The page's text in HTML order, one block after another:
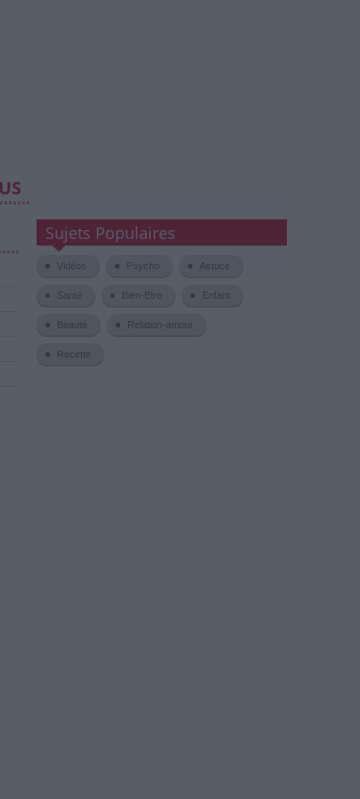
Sujets Populaires
Vidéos Psycho Astuce
Santé Bien-Etre Enfant
Beauté Relation-amour
Recette